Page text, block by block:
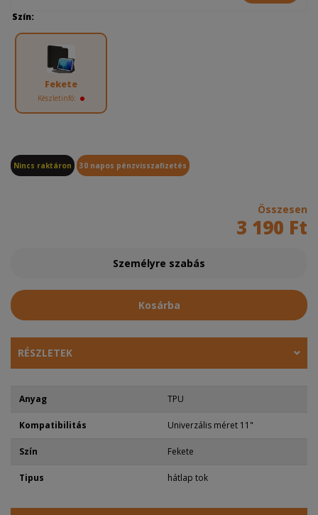
Szín:
Fekete
Készletinfó:
Nincs raktáron 30 napos pénzvisszafizetés
Összesen
3 190 Ft
Személyre szabás
Kosárba
RÉSZLETEK
Anyag TPU
Kompatibilitás Univerzális méret 11"
Szín Fekete
Tipus hátlap tok